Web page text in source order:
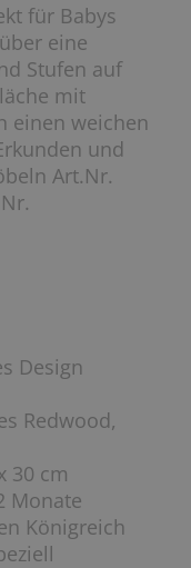
für Babys
eine
Stufen auf
mit
einen weichen
und
Art.Nr.
Design
Redwood,
30 cm
Monate
Königreich